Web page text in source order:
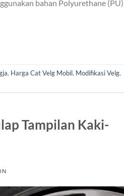
bahan Polyurethane (PU)
, Harga Cat Velg Mobil, Modifikasi Velg,
Tampilan Kaki-